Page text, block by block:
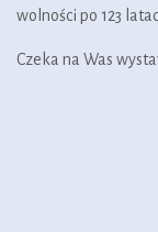
wolności po 123
Czeka na Was